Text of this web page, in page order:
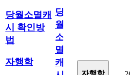
당월소멸캐
시 확인방
법
자행학
당
월
소
멸
캐